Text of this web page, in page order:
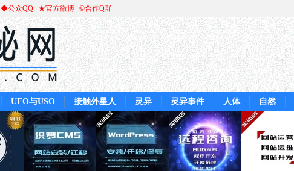
◆公众QQ ★官方微博 ©合作Q群
UFO与USO 接触外星人 灵异 灵异事件 人体 自然